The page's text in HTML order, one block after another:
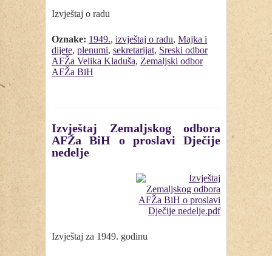
Izvještaj o radu
Oznake: 1949., izvještaj o radu, Majka i
dijete, plenumi, sekretarijat, Sreski odbor
AFŽa Velika Kladuša, Zemaljski odbor
AFŽa BiH
Izvještaj Zemaljskog odbora
AFŽa BiH o proslavi Dječije
nedelje
Izvještaj za 1949. godinu